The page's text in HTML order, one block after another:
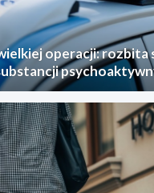
operacji: rozbita